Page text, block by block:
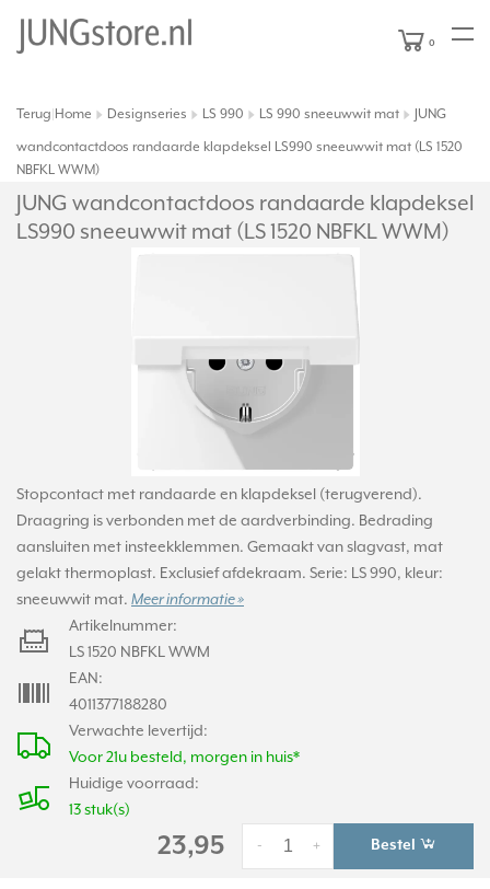
0
Terug Home Designseries LS 990 LS 990 sneeuwwit mat
JUNG
wandcontactdoos randaarde klapdeksel LS990 sneeuwwit mat (LS 1520
NBFKL WWM)
JUNG wandcontactdoos randaarde klapdeksel
LS990 sneeuwwit mat (LS 1520 NBFKL WWM)
Stopcontact met randaarde en klapdeksel (terugverend).
Draagring is verbonden met de aardverbinding. Bedrading
aansluiten met insteekklemmen. Gemaakt van slagvast, mat
gelakt thermoplast. Exclusief afdekraam. Serie: LS 990, kleur:
sneeuwwit mat. Meer informatie »
Verwachte levertijd:
Voor 21u besteld, morgen in huis*
Huidige voorraad:
13 stuk(s)
Artikelnummer:
LS 1520 NBFKL WWM
EAN:
4011377188280
23,95 +
- Bestel